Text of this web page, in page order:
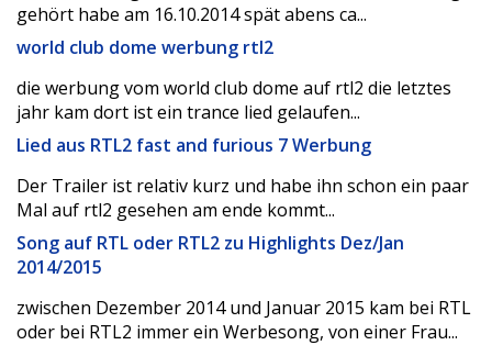
gehört habe am 16.10.2014 spät abens ca...
world club dome werbung rtl2
die werbung vom world club dome auf rtl2 die letztes
jahr kam dort ist ein trance lied gelaufen...
Lied aus RTL2 fast and furious 7 Werbung
Der Trailer ist relativ kurz und habe ihn schon ein paar
Mal auf rtl2 gesehen am ende kommt...
Song auf RTL oder RTL2 zu Highlights Dez/Jan
2014/2015
zwischen Dezember 2014 und Januar 2015 kam bei RTL
oder bei RTL2 immer ein Werbesong, von einer Frau...